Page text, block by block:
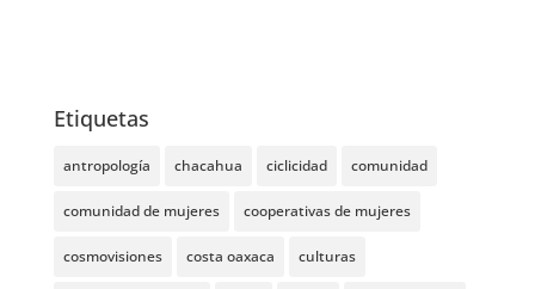
Etiquetas
antropología chacahua ciclicidad comunidad
comunidad de mujeres cooperativas de mujeres
cosmovisiones costa oaxaca culturas